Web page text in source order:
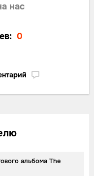
нас
0
альбома The